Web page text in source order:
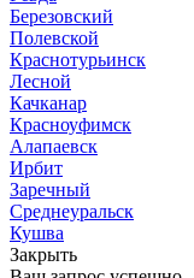
Березовский
Полевской
Краснотурьинск
Лесной
Качканар
Красноуфимск
Алапаевск
Ирбит
Заречный
Среднеуральск
Кушва
Закрыть